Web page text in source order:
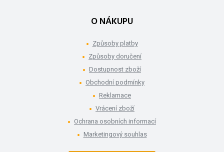
O NÁKUPU
Způsoby platby
Způsoby doručení
Dostupnost zboží
Obchodní podmínky
Reklamace
Vrácení zboží
Ochrana osobních informací
Marketingový souhlas